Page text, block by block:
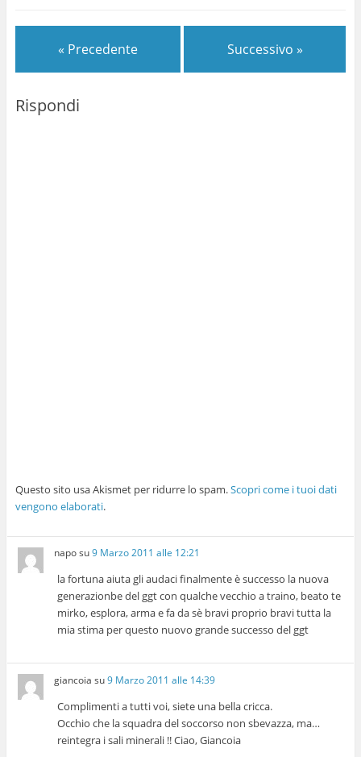
« Precedente Successivo »
Rispondi
Questo sito usa Akismet per ridurre lo spam.Scopri come i tuoi dati
vengono elaborati.
naposu9 Marzo 2011 alle 12:21
la fortuna aiuta gli audaci finalmente è successo la nuova
generazionbe del ggt con qualche vecchio a traino, beato te
mirko, esplora, arma e fa da sè bravi proprio bravi tutta la
mia stima per questo nuovo grande successo del ggt
giancoia su9 Marzo 2011 alle 14:39
Complimenti a tutti voi, siete una bella cricca.
Occhio che la squadra del soccorso non sbevazza, ma…
reintegra i sali minerali !! Ciao, Giancoia